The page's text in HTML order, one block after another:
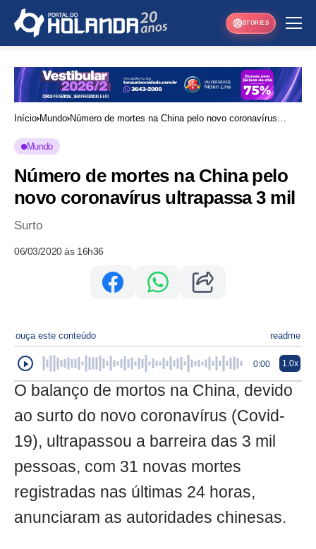
STORIES
Início Mundo Número de mortes na China pelo novo coronavírus
Mundo
Número de mortes na China pelo
novo coronavírus ultrapassa 3 mil
Surto
06/03/2020 às 16h36
ouça este conteúdo readme
0:00 1.0x
O balanço de mortos na China, devido
ao surto do novo coronavírus (Covid-
19), ultrapassou a barreira das 3 mil
pessoas, com 31 novas mortes
registradas nas últimas 24 horas,
anunciaram as autoridades chinesas.